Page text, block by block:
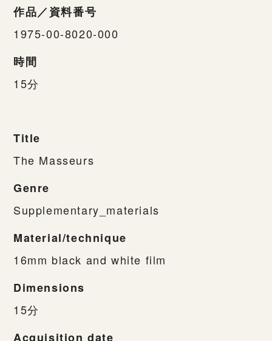
作品／資料番号
1975-00-8020-000
時間
15分
Title
The Masseurs
Genre
Supplementary_materials
Material/technique
16mm black and white film
Dimensions
15分
Acquisition date